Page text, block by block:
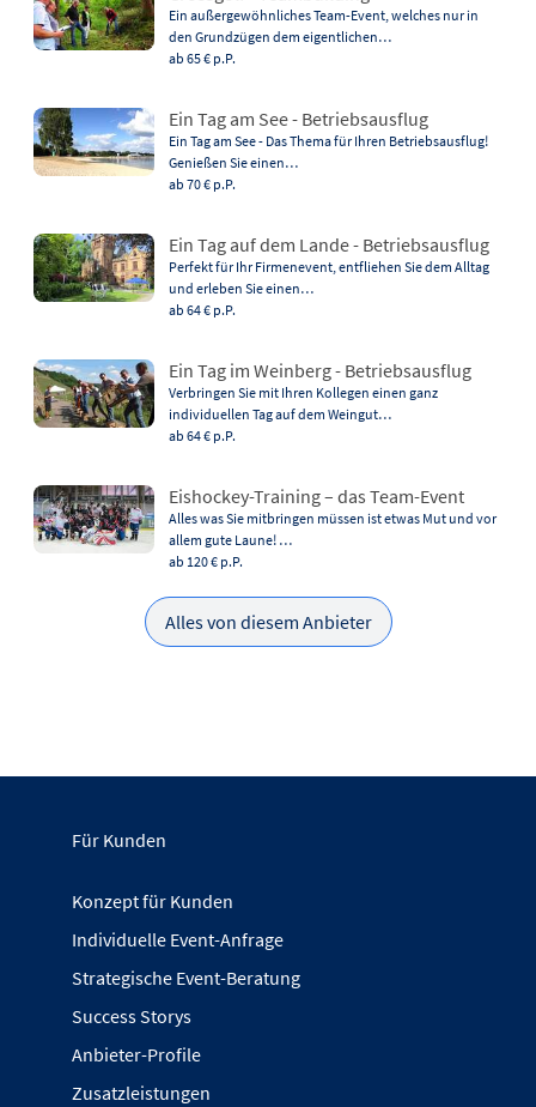
Ein außergewöhnliches Team-Event, welches nur in
den Grundzügen dem eigentlichen…
ab 65 € p.P.
Ein Tag am See - Betriebsausflug
Ein Tag am See - Das Thema für Ihren Betriebsausflug!
Genießen Sie einen…
ab 70 € p.P.
Ein Tag auf dem Lande - Betriebsausflug
Perfekt für Ihr Firmenevent, entfliehen Sie dem Alltag
und erleben Sie einen…
ab 64 € p.P.
Ein Tag im Weinberg - Betriebsausflug
Verbringen Sie mit Ihren Kollegen einen ganz
individuellen Tag auf dem Weingut…
ab 64 € p.P.
Eishockey-Training – das Team-Event
Alles was Sie mitbringen müssen ist etwas Mut und vor
allem gute Laune! …
ab 120 € p.P.
Alles von diesem Anbieter
Für Kunden
Konzept für Kunden
Individuelle Event-Anfrage
Strategische Event-Beratung
Success Storys
Anbieter-Profile
Zusatzleistungen